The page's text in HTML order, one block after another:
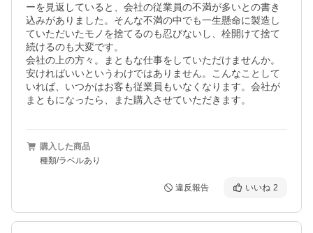
ーを見返していると、会社の従業員の不満が多いとの書き
込みがありました。そんな不満の中でも一生懸命に製造し
ていただいたモノを捨てるのも忍びないし、栓開けて捨て
続けるのも大変です。
会社の上の方々。まともな仕事をしていただけませんか。
安ければいいというわけではありません。こんなことして
いれば、いつかはお客も従業員もいなくなります。会社が
まともになったら、また購入させていただきます。
購入した商品
種類/ラベルあり
違反報告 いいね 2